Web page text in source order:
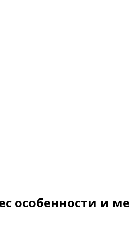
особенности и